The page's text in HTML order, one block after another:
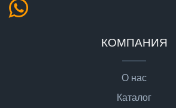
КОМПАНИЯ
О нас
Каталог